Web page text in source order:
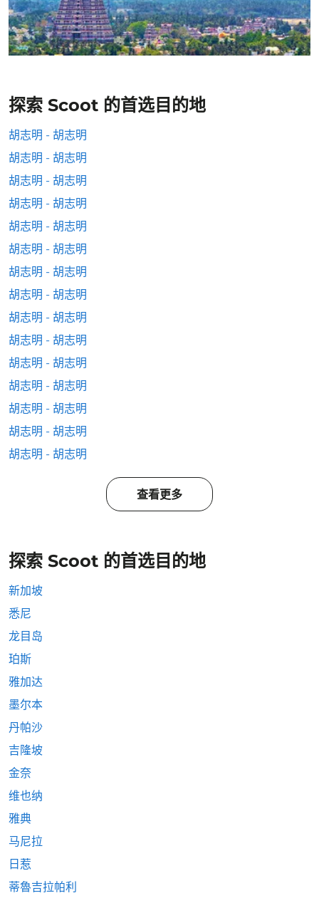
探索 Scoot 的首选目的地
胡志明 - 胡志明
胡志明 - 胡志明
胡志明 - 胡志明
胡志明 - 胡志明
胡志明 - 胡志明
胡志明 - 胡志明
胡志明 - 胡志明
胡志明 - 胡志明
胡志明 - 胡志明
胡志明 - 胡志明
胡志明 - 胡志明
胡志明 - 胡志明
胡志明 - 胡志明
胡志明 - 胡志明
胡志明 - 胡志明
查看更多
探索 Scoot 的首选目的地
新加坡
悉尼
龙目岛
珀斯
雅加达
墨尔本
丹帕沙
吉隆坡
金奈
维也纳
雅典
马尼拉
日惹
蒂魯吉拉帕利